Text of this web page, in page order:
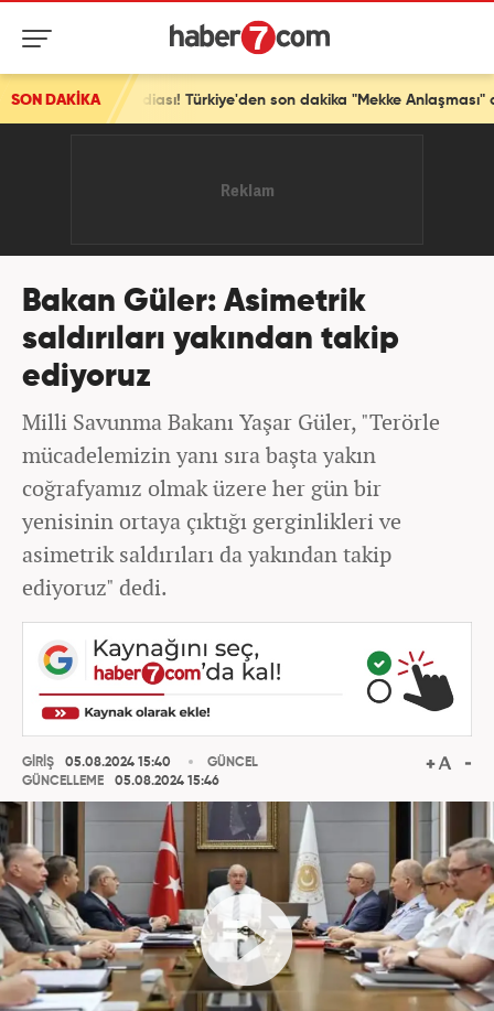
SON DAKİKA
Türkiye'den son dakika "Mekke Anlaşması" açıklaması
Bakan Güler: Asimetrik
saldırıları yakından takip
ediyoruz
Milli Savunma Bakanı Yaşar Güler, "Terörle
mücadelemizin yanı sıra başta yakın
coğrafyamız olmak üzere her gün bir
yenisinin ortaya çıktığı gerginlikleri ve
asimetrik saldırıları da yakından takip
ediyoruz" dedi.
GİRİŞ
05.08.2024 15:40
GÜNCELLEME
05.08.2024 15:46
GÜNCEL